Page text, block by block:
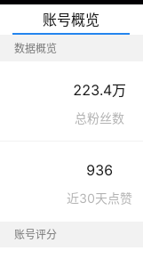
账号概览
数据概览
223.4万
总粉丝数
936
近30天点赞
账号评分